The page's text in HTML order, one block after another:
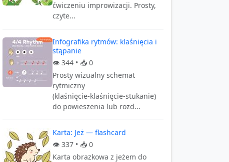
ćwiczeniu improwizacji. Prosty,
czyte...
Infografika rytmów: klaśnięcia i
stąpanie
👁️ 344 • 📥 0
Prosty wizualny schemat
rytmiczny
(klaśnięcie‑klaśnięcie‑stukanie)
do powieszenia lub rozd...
Karta: Jeż — flashcard
👁️ 337 • 📥 0
Karta obrazkowa z jeżem do